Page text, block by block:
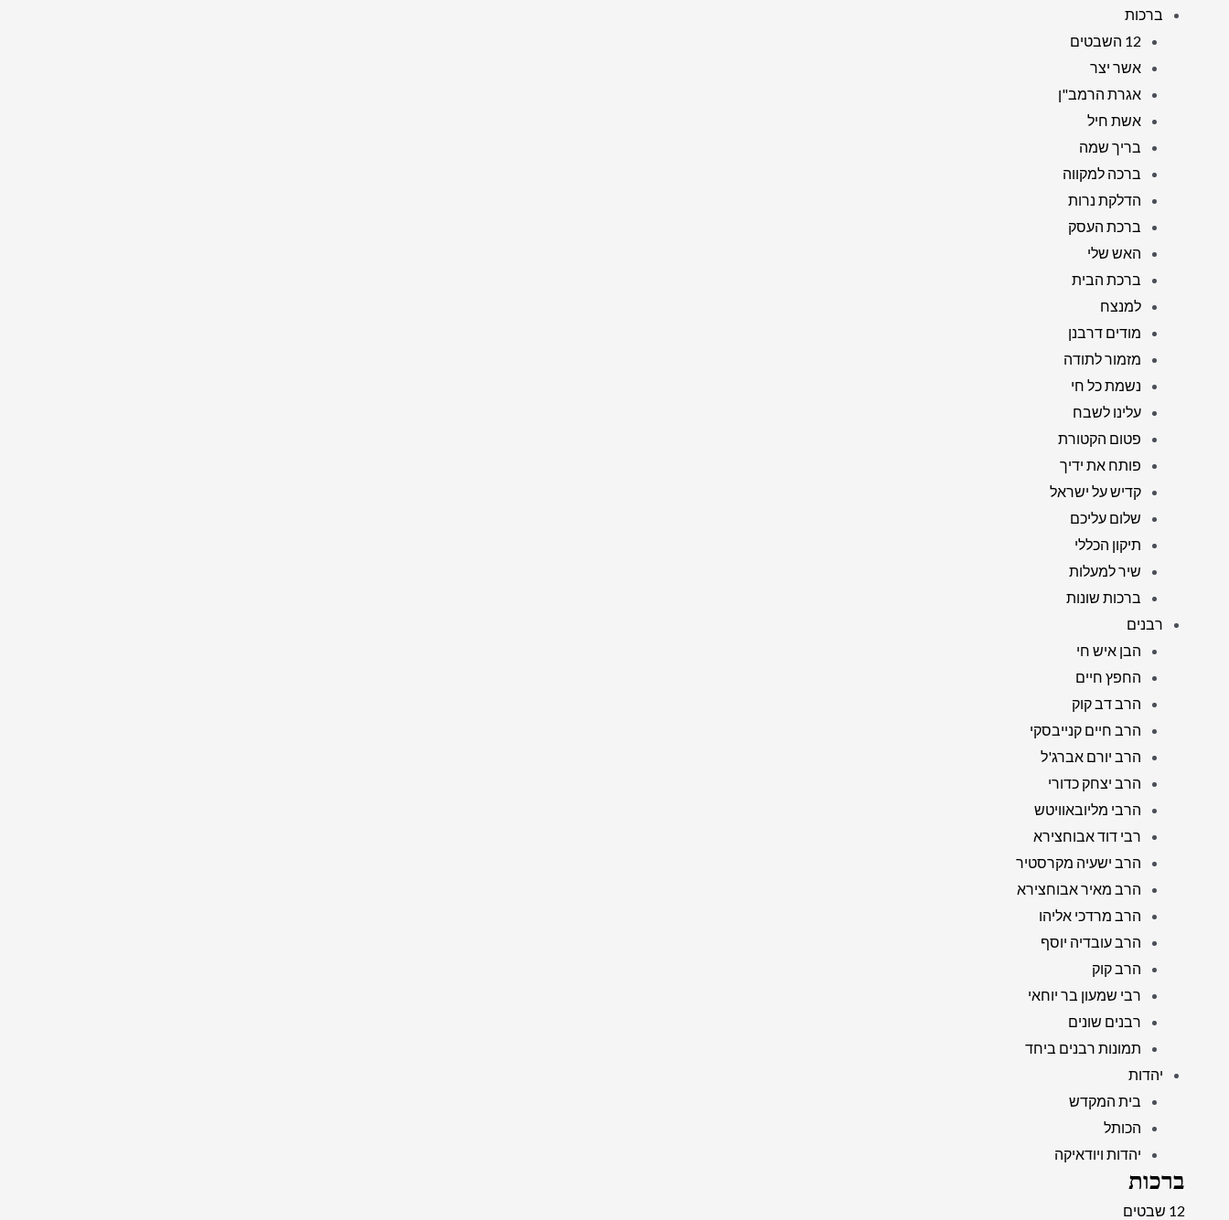
ברכות
12 השבטים
אשר יצר
אגרת הרמב"ן
אשת חיל
בריך שמה
ברכה למקווה
הדלקת נרות
ברכת העסק
האש שלי
ברכת הבית
למנצח
מודים דרבנן
מזמור לתודה
נשמת כל חי
עלינו לשבח
פטום הקטורת
פותח את ידיך
קדיש על ישראל
שלום עליכם
תיקון הכללי
שיר למעלות
ברכות שונות
רבנים
הבן איש חי
החפץ חיים
הרב דב קוק
הרב חיים קנייבסקי
הרב יורם אברג'ל
הרב יצחק כדורי
הרבי מליובאוויטש
רבי דוד אבוחצירא
הרב ישעיה מקרסטיר
הרב מאיר אבוחצירא
הרב מרדכי אליהו
הרב עובדיה יוסף
הרב קוק
רבי שמעון בר יוחאי
רבנים שונים
תמונות רבנים ביחד
יהדות
בית המקדש
הכותל
יהדות ויודאיקה
ברכות
12 שבטים